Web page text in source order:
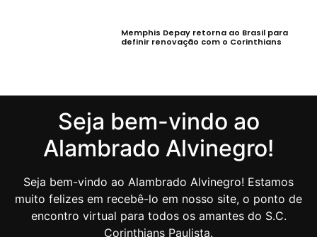
Memphis Depay retorna ao Brasil para
definir renovação com o Corinthians
Seja bem-vindo ao
Alambrado Alvinegro!
Seja bem-vindo ao Alambrado Alvinegro! Estamos
muito felizes em recebê-lo em nosso site, o ponto de
encontro virtual para todos os amantes do S.C.
Corinthians Paulista.